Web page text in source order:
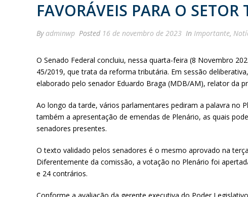
FAVORÁVEIS PARA O
Byadminwp Posted 16 de novembro de 2023 In Importante,
O Senado Federal concluiu, nessa quarta-feira (8 Novembro
45/2019, que trata da reforma tributária. Em sessão
elaborado pelo senador Eduardo Braga (MDB/AM), relator da
Ao longo da tarde, vários parlamentares pediram a palavra no
também a apresentação de emendas de Plenário, as quais
senadores presentes.
O texto validado pelos senadores é o mesmo aprovado na
Diferentemente da comissão, a votação no Plenário foi
e 24 contrários.